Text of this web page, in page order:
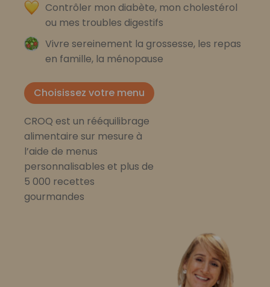
Contrôler mon diabète, mon cholestérol
ou mes troubles digestifs
Vivre sereinement la grossesse, les repas
en famille, la ménopause
Choisissez votre menu
CROQ est un rééquilibrage
alimentaire sur mesure à
l’aide de menus
personnalisables et plus de
5 000 recettes
gourmandes